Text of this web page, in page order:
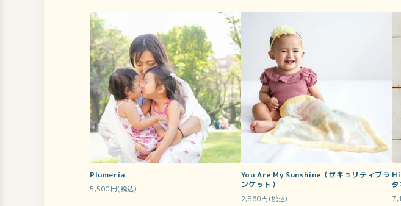
Plumeria
5,500円(税込)
You Are My Sunshine（セキュリティブラ
ンケット）
2,860円(税込)